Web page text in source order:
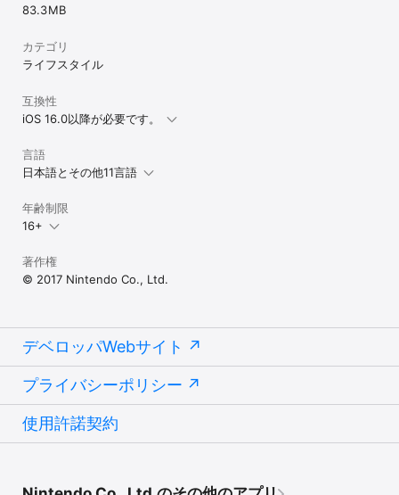
83.3 MB
カテゴリ
ライフスタイル
互換性
iOS 16.0以降が必要です。
言語
日本語とその他11言語
年齢制限
16+
著作権
© 2017 Nintendo Co., Ltd.
デベロッパWebサイト
プライバシーポリシー
使用許諾契約